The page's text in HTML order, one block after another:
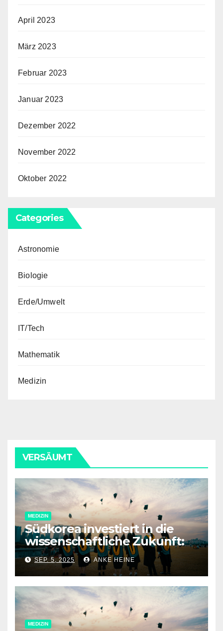
April 2023
März 2023
Februar 2023
Januar 2023
Dezember 2022
November 2022
Oktober 2022
Categories
Astronomie
Biologie
Erde/Umwelt
IT/Tech
Mathematik
Medizin
VERSÄUMT
MEDIZIN
Südkorea investiert in die
wissenschaftliche Zukunft:
Neue Förderprogramme und
Spitzenforschung im Fokus
SEP. 5, 2025 ANKE HEINE
MEDIZIN